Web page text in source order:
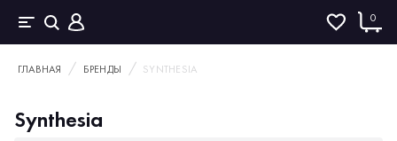
0
ГЛАВНАЯ БРЕНДЫ SYNTHESIA
Synthesia